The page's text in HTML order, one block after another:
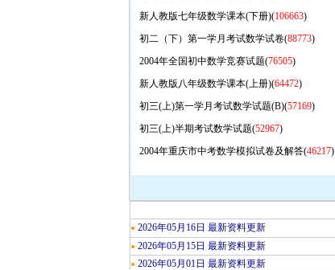
新人教版七年级数学课本(下册)(106663)
初二（下）第一学月考试数学试卷(88773)
2004年全国初中数学竞赛试题(76505)
新人教版八年级数学课本(上册)(64472)
初三(上)第一学月考试数学试题(B)(57169)
初三(上)半期考试数学试题(52967)
2004年重庆市中考数学模拟试卷及解答(46217)
● 2026年05月16日 最新资料更新
● 2026年05月15日 最新资料更新
● 2026年05月01日 最新资料更新